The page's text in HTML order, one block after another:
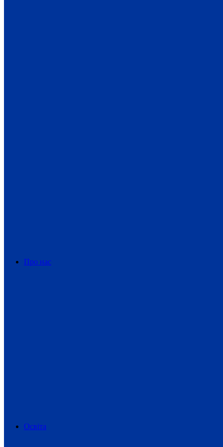
Про нас
Освіта